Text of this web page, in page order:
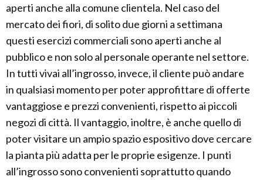
aperti anche alla comune clientela. Nel caso del
mercato dei fiori, di solito due giorni a settimana
questi esercizi commerciali sono aperti anche al
pubblico e non solo al personale operante nel settore.
In tutti vivai all’ingrosso, invece, il cliente può andare
in qualsiasi momento per poter approfittare di offerte
vantaggiose e prezzi convenienti, rispetto ai piccoli
negozi di città. Il vantaggio, inoltre, è anche quello di
poter visitare un ampio spazio espositivo dove cercare
la pianta più adatta per le proprie esigenze. I punti
all’ingrosso sono convenienti soprattutto quando